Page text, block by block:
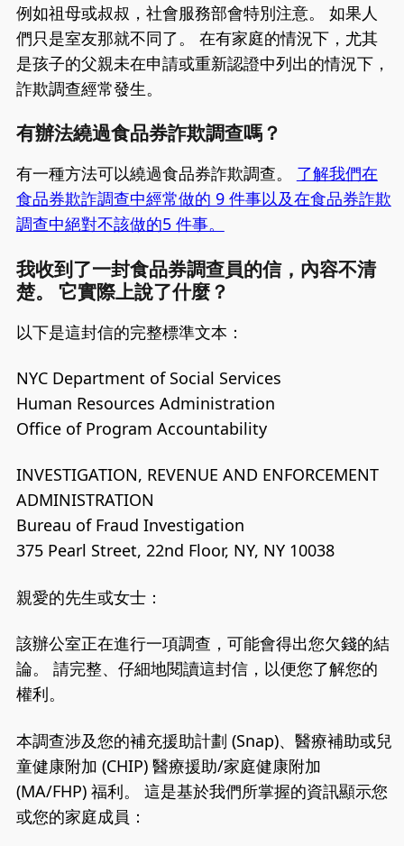
例如祖母或叔叔，社會服務部會特別注意。 如果人
們只是室友那就不同了。 在有家庭的情況下，尤其
是孩子的父親未在申請或重新認證中列出的情況下，
詐欺調查經常發生。
有辦法繞過食品券詐欺調查嗎？
有一種方法可以繞過食品券詐欺調查。 了解我們在
食品券欺詐調查中經常做的 9 件事以及在食品券詐欺
調查中絕對不該做的5 件事。
我收到了一封食品券調查員的信，內容不清
楚。 它實際上說了什麼？
以下是這封信的完整標準文本：
NYC Department of Social Services
Human Resources Administration
Office of Program Accountability
INVESTIGATION, REVENUE AND ENFORCEMENT
ADMINISTRATION
Bureau of Fraud Investigation
375 Pearl Street, 22nd Floor, NY, NY 10038
親愛的先生或女士：
該辦公室正在進行一項調查，可能會得出您欠錢的結
論。 請完整、仔細地閱讀這封信，以便您了解您的
權利。
本調查涉及您的補充援助計劃 (Snap)、醫療補助或兒
童健康附加 (CHIP) 醫療援助/家庭健康附加
(MA/FHP) 福利。 這是基於我們所掌握的資訊顯示您
或您的家庭成員：